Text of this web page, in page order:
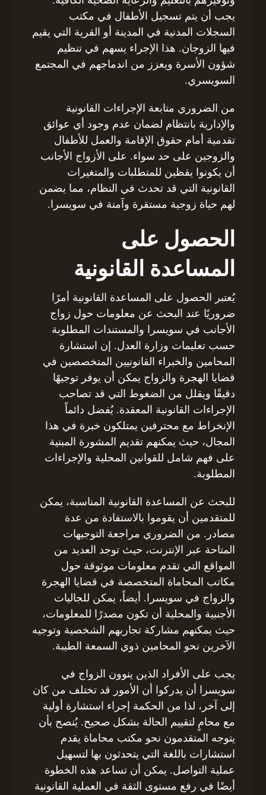
يجب أن يتم تسجيل الأطفال في مكتب
السجلات المدنية في المدينة أو القرية التي يقيم
فيها الزوجان. هذا الإجراء يسهم في تنظيم
شؤون الأسرة ويعزز من اندماجهم في المجتمع
السويسري.
من الضروري متابعة الإجراءات القانونية
والإدارية بانتظام لضمان عدم وجود أي عوائق
تقدمية أمام حقوق الإقامة والعمل للأطفال
والزوجين على حد سواء. على الأزواج الأجانب
أن يكونوا يقظين للمتطلبات والمتغيرات
القانونية التي قد تحدث في النظام، مما يضمن
لهم حياة زوجية مستقرة وآمنة في سويسرا.
الحصول على
المساعدة القانونية
يُعتبر الحصول على المساعدة القانونية أمرًا
ضروريًا عند البحث عن معلومات حول زواج
الأجانب في سويسرا والمستندات المطلوبة
حسب تعليمات وزارة العدل. إن استشارة
المحامين والخبراء القانونيين المتخصصين في
قضايا الهجرة والزواج يمكن أن يوفر توجيهًا
دقيقًا ويقلل من الضغوط التي قد تصاحب
الإجراءات القانونية المعقدة. يُفضل دائماً
الإنخراط مع محترفين يمتلكون خبرة في هذا
المجال، حيث يمكنهم تقديم المشورة المبنية
على فهم شامل للقوانين المحلية والإجراءات
المطلوبة.
للبحث عن المساعدة القانونية المناسبة، يمكن
للمتقدمين أن يقوموا بالاستفادة من عدة
مصادر. من الضروري مراجعة التوجيهات
المتاحة عبر الإنترنت، حيث توجد العديد من
المواقع التي تقدم معلومات موثوقة حول
مكاتب المحاماة المتخصصة في قضايا الهجرة
والزواج في سويسرا. أيضاً، يمكن للجاليات
الأجنبية والمحلية أن تكون مصدرًا للمعلومات،
حيث يمكنهم مشاركة تجاربهم الشخصية وتوجيه
الآخرين نحو المحامين ذوي السمعة الطيبة.
يجب على الأفراد الذين ينوون الزواج في
سويسرا أن يدركوا أن الأمور قد تختلف من كان
إلى آخر، لذا من الحكمة إجراء استشارة أولية
مع محامٍ لتقييم الحالة بشكل صحيح. يُنصح بأن
يتوجه المتقدمون نحو مكتب محاماة يقدم
استشارات باللغة التي يتحدثون بها لتسهيل
عملية التواصل. يمكن أن تساعد هذه الخطوة
أيضًا في رفع مستوى الثقة في العملية القانونية